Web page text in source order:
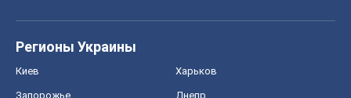
Регионы Украины
Киев Харьков
Запорожье Днепр